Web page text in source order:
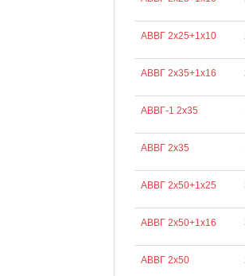
АВВГ 2х25+1х10
АВВГ 2х35+1х16
АВВГ-1 2х35
АВВГ 2х35
АВВГ 2х50+1х25
АВВГ 2х50+1х16
АВВГ 2х50